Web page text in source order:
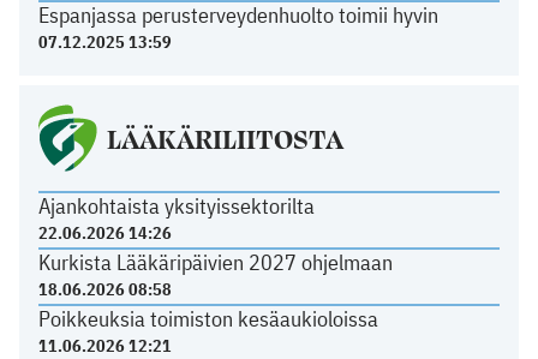
Espanjassa perusterveydenhuolto toimii hyvin
07.12.2025 13:59
LÄÄKÄRILIITOSTA
Ajankohtaista yksityissektorilta
22.06.2026 14:26
Kurkista Lääkäripäivien 2027 ohjelmaan
18.06.2026 08:58
Poikkeuksia toimiston kesäaukioloissa
11.06.2026 12:21